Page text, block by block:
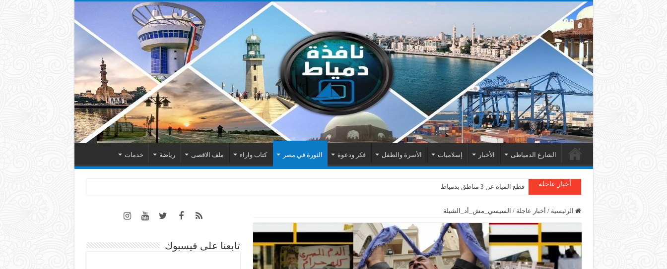
الشارع الدمياطى الأخبار إسلاميات الأسرة والطفل فكر ودعوة الثورة في مصر كتاب واراء ملف الاقصى رياضة خدمات
أخبار عاجلة دمياط : سقوط شجرة على الأسلاك الكهربائية بمنطقة المطرى
الرئيسية / أخبار عاجلة / السيسي_مش_أد_الشيلة
تابعنا على فيسبوك